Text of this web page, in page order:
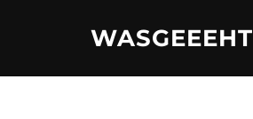
WASGEEEHT